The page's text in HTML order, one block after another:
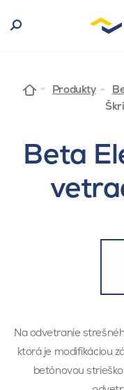
Produkty
Beta
Na odvetranie
ktorá je modifikáciou
betónovou